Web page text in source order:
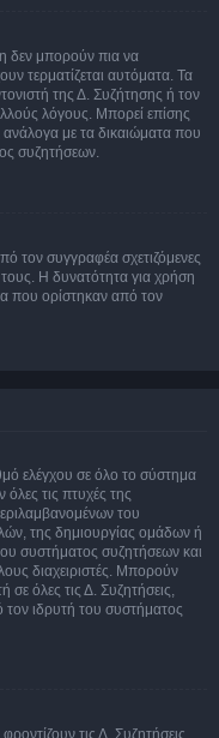
δεν μπορούν πια να
τερματίζεται αυτόματα. Τα
της Δ. Συζήτησης ή τον
λόγους. Μπορεί επίσης
ανάλογα με τα δικαιώματα που
συζητήσεων.
τον συγγραφέα σχετιζόμενες
τους. Η δυνατότητα για χρήση
που ορίστηκαν από τον
ελέγχου σε όλο το σύστημα
τις πτυχές της
του
της δημιουργίας ομάδων ή
συστήματος συζητήσεων και
διαχειριστές. Μπορούν
σε όλες τις Δ. Συζητήσεις,
τον ιδρυτή του συστήματος
τις Δ. Συζητήσεις